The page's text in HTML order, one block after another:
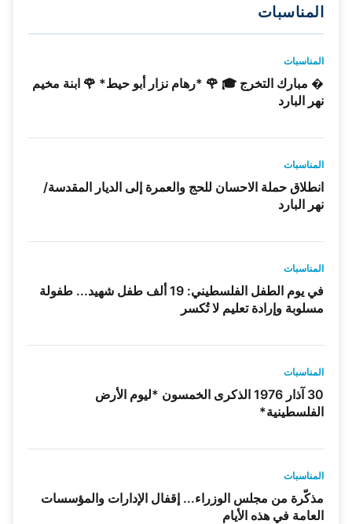
المناسبات
المناسبات
� مبارك التخرج 🎓 🌹 *رهام نزار أبو حيط* 🌹 ابنة مخيم
نهر البارد
المناسبات
انطلاق حملة الاحسان للحج والعمرة إلى الديار المقدسة/
نهر البارد
المناسبات
في يوم الطفل الفلسطيني: 19 ألف طفل شهيد... طفولة
مسلوبة وإرادة تعليم لا تُكسر
المناسبات
30 آذار 1976 الذكرى الخمسون *ليوم الأرض
الفلسطينية*
المناسبات
مذكّرة من مجلس الوزراء... إقفال الإدارات والمؤسسات
العامة في هذه الأيام